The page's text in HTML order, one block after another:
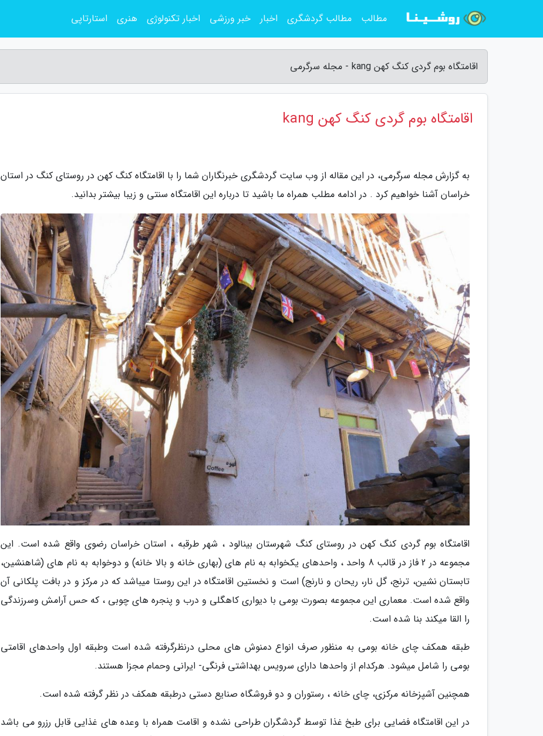
اقامتگاه بوم گردی کنگ کهن kang - مجله سرگرمی
اقامتگاه بوم گردی کنگ کهن kang
به گزارش مجله سرگرمی، در این مقاله از وب سایت گردشگری خبرنگاران شما را با اقامتگاه کنگ کهن در روستای کنگ در استان
خراسان آشنا خواهیم کرد . در ادامه مطلب همراه ما باشید تا درباره این اقامتگاه سنتی و زیبا بیشتر بدانید.
اقامتگاه بوم گردی کنگ کهن در روستای کنگ شهرستان بینالود ، شهر طرقبه ، استان خراسان رضوی واقع شده است. این
مجموعه در 2 فاز در قالب 8 واحد ، واحدهای یکخوابه به نام های (بهاری خانه و بالا خانه) و دوخوابه به نام های (شاهنشین،
تابستان نشین، ترنج، گل نار، ریحان و نارنج) است و نخستین اقامتگاه در این روستا میباشد که در مرکز و در بافت پلکانی آن
واقع شده است. معماری این مجموعه بصورت بومی با دیواری کاهگلی و درب و پنجره های چوبی ، که حس آرامش وسرزندگی
را القا میکند بنا شده است.
طبقه همکف چای خانه بومی به منظور صرف انواع دمنوش های محلی درنظرگرفته شده است وطبقه اول واحدهای اقامتی
بومی را شامل میشود. هرکدام از واحدها دارای سرویس بهداشتی فرنگی- ایرانی وحمام مجزا هستند.
همچنین آشپزخانه مرکزی، چای خانه ، رستوران و دو فروشگاه صنایع دستی درطبقه همکف در نظر گرفته شده است.
در این اقامتگاه فضایی برای طبخ غذا توسط گردشگران طراحی نشده و اقامت همراه با وعده های غذایی قابل رزرو می باشد
مطالب مطالب گردشگری اخبار خبر ورزشی اخبار تکنولوژی هنری استارتاپی